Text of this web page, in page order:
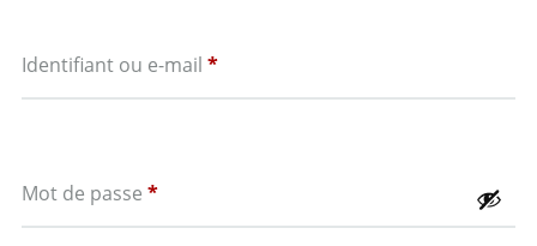
Identifiant ou e-mail *Obligatoire
Mot de passe *Obligatoire